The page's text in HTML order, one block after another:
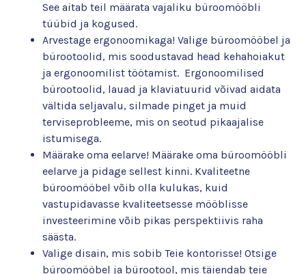
See aitab teil määrata vajaliku büroomööbli
tüübid ja kogused.
Arvestage ergonoomikaga! Valige büroomööbel ja
bürootoolid, mis soodustavad head kehahoiakut
ja ergonoomilist töötamist. Ergonoomilised
bürootoolid, lauad ja klaviatuurid võivad aidata
vältida seljavalu, silmade pinget ja muid
terviseprobleeme, mis on seotud pikaajalise
istumisega.
Määrake oma eelarve! Määrake oma büroomööbli
eelarve ja pidage sellest kinni. Kvaliteetne
büroomööbel võib olla kulukas, kuid
vastupidavasse kvaliteetsesse mööblisse
investeerimine võib pikas perspektiivis raha
säästa.
Valige disain, mis sobib Teie kontorisse! Otsige
büroomööbel ja bürootool, mis täiendab teie